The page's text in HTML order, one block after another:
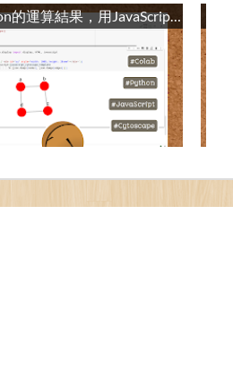
將Python的運算結果，用JavaScript的Cytoscape顯示 / Display the calculation results of Python in Cytoscape of JavaScript